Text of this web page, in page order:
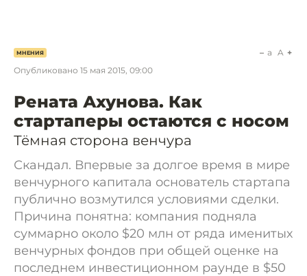
МНЕНИЯ
Опубликовано 15 мая 2015, 09:00
a A
Рената Ахунова. Как
стартаперы остаются с носом
Тёмная сторона венчура
Скандал. Впервые за долгое время в мире
венчурного капитала основатель стартапа
публично возмутился условиями сделки.
Причина понятна: компания подняла
суммарно около $20 млн от ряда именитых
венчурных фондов при общей оценке на
последнем инвестиционном раунде в $50